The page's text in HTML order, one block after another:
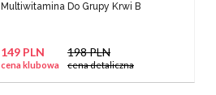
Multiwitamina Do Grupy Krwi B
149 PLN
cena klubowa
198 PLN
cena detaliczna